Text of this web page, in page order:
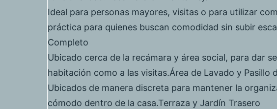
Ideal para personas mayores, visitas o para utilizar
práctica para quienes buscan comodidad sin subir
Completo
Ubicado cerca de la recámara y área social, para dar
habitación como a las visitas.Área de Lavado y Pasillo
Ubicados de manera discreta para mantener la
cómodo dentro de la casa.Terraza y Jardín Trasero